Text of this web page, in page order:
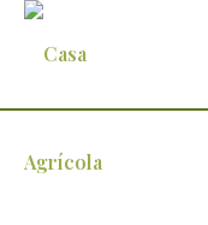
Salada de Batata